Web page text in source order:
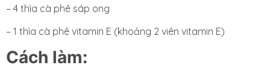
– 4 thìa cà phê sáp ong
– 1 thìa cà phê vitamin E (khoảng 2 viên vitamin E)
Cách làm: